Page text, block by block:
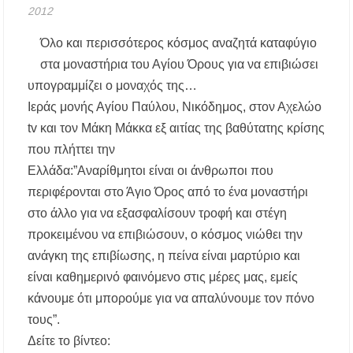
Συναυλία στο Γυμνάσιο Νέου Μαρμαρά
Συναγερμός στον Στανό Χαλκιδικής: Απόπειρα
τηλεφωνικής εξαπάτησης ανηλίκου – Έκκληση
προς όλους τους γονείς
Δράση περισυλλογής αδέσποτων ζώων στα
Πυργαδίκια Χαλκιδικής στις 12 Αυγούστου
Λαϊκές μελωδίες στην πλατεία του Πολυγύρου
με την ορχήστρα «Το Λαϊκόν»
Υποχρεωτικά μέσω τράπεζας τα ενοίκια από
την 1η Οκτωβρίου 2026 – Τι αλλάζει για
ιδιοκτήτες και ενοικιαστές
Έως 30.000 ευρώ επιδότηση για αγορά
ηλεκτρικού οχήματος – Ποιοι είναι οι
δικαιούχοι
Κυνήγι 2026-2027: Πότε ανοίγει η κυνηγετική
2012
Όλο και περισσότερος κόσμος αναζητά καταφύγιο
στα μοναστήρια του Αγίου Όρους για να επιβιώσει
υπογραμμίζει ο μοναχός της…
Ιεράς μονής Αγίου Παύλου, Νικόδημος, στον Αχελώο
tv και τον Μάκη Μάκκα εξ αιτίας της βαθύτατης κρίσης
που πλήττει την
Ελλάδα:”Αναρίθμητοι είναι οι άνθρωποι που
περιφέρονται στο Άγιο Όρος από το ένα μοναστήρι
στο άλλο για να εξασφαλίσουν τροφή και στέγη
προκειμένου να επιβιώσουν, ο κόσμος νιώθει την
ανάγκη της επιβίωσης, η πείνα είναι μαρτύριο και
είναι καθημερινό φαινόμενο στις μέρες μας, εμείς
κάνουμε ότι μπορούμε για να απαλύνουμε τον πόνο
τους”.
Δείτε το βίντεο: